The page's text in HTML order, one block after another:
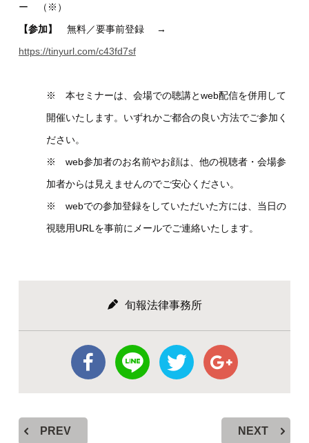
ー （※）
【参加】
無料／要事前登録 →
https://tinyurl.com/c43fd7sf
※ 本セミナーは、会場での聴講とweb配信を併用して
開催いたします。いずれかご都合の良い方法でご参加く
ださい。
※ web参加者のお名前やお顔は、他の視聴者・会場参
加者からは見えませんのでご安心ください。
※ webでの参加登録をしていただいた方には、当日の
視聴用URLを事前にメールでご連絡いたします。
旬報法律事務所
PREV NEXT